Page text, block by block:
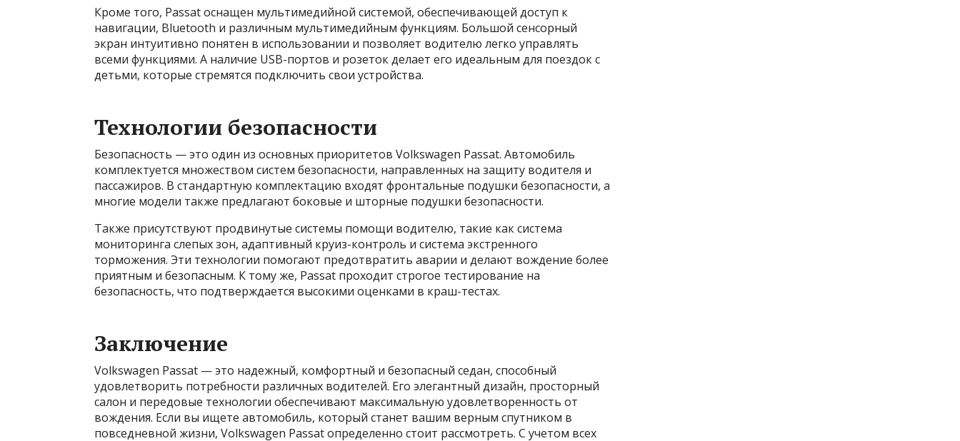
Кроме того, Passat оснащен мультимедийной системой, обеспечивающей доступ к
навигации, Bluetooth и различным мультимедийным функциям. Большой сенсорный
экран интуитивно понятен в использовании и позволяет водителю легко управлять
всеми функциями. А наличие USB-портов и розеток делает его идеальным для поездок с
детьми, которые стремятся подключить свои устройства.
Технологии безопасности
Безопасность — это один из основных приоритетов Volkswagen Passat. Автомобиль
комплектуется множеством систем безопасности, направленных на защиту водителя и
пассажиров. В стандартную комплектацию входят фронтальные подушки безопасности, а
многие модели также предлагают боковые и шторные подушки безопасности.
Также присутствуют продвинутые системы помощи водителю, такие как система
мониторинга слепых зон, адаптивный круиз-контроль и система экстренного
торможения. Эти технологии помогают предотвратить аварии и делают вождение более
приятным и безопасным. К тому же, Passat проходит строгое тестирование на
безопасность, что подтверждается высокими оценками в краш-тестах.
Заключение
Volkswagen Passat — это надежный, комфортный и безопасный седан, способный
удовлетворить потребности различных водителей. Его элегантный дизайн, просторный
салон и передовые технологии обеспечивают максимальную удовлетворенность от
вождения. Если вы ищете автомобиль, который станет вашим верным спутником в
повседневной жизни, Volkswagen Passat определенно стоит рассмотреть. С учетом всех